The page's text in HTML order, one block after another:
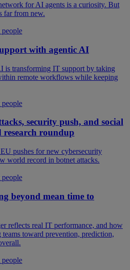
for AI agents is a curiosity. But
far from new.
people
with agentic AI
is transforming IT support by taking
remote workflows while keeping
people
security push, and social
roundup
pushes for new cybersecurity
world record in botnet attacks.
people
beyond mean time to
reflects real IT performance, and how
toward prevention, prediction,
people